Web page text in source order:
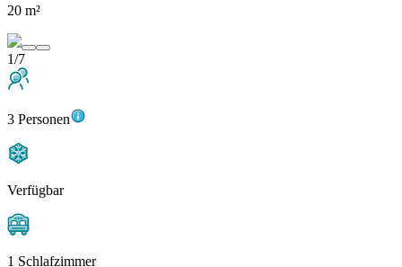
20 m²
1/7
3 Personen
Verfügbar
1 Schlafzimmer